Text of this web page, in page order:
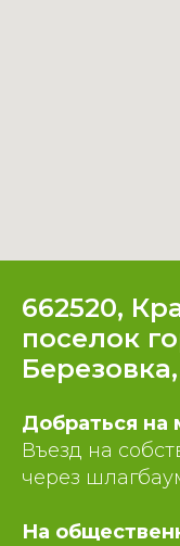
662520,
поселок
Добраться на
Въезд на
через
На